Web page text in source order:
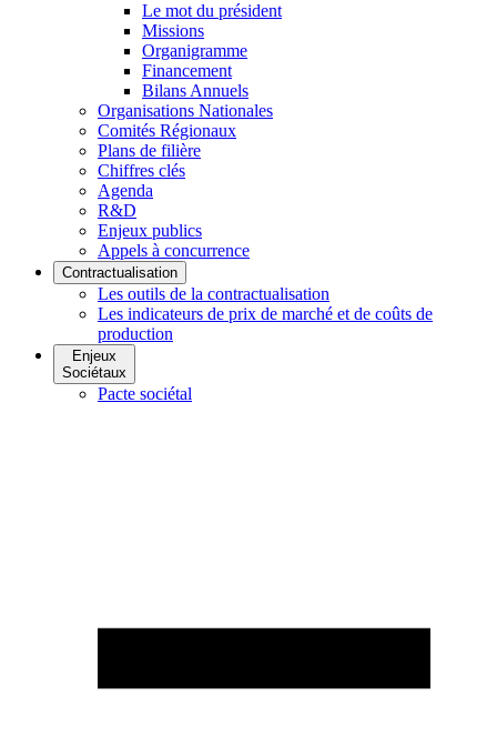
Le mot du président
Missions
Organigramme
Financement
Bilans Annuels
Organisations Nationales
Comités Régionaux
Plans de filière
Chiffres clés
Agenda
R&D
Enjeux publics
Appels à concurrence
Contractualisation
Les outils de la contractualisation
Les indicateurs de prix de marché et de coûts de
production
Enjeux
Sociétaux
Pacte sociétal